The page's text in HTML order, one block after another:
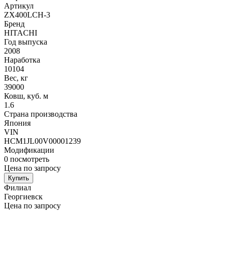
Артикул
ZX400LCH-3
Бренд
HITACHI
Год выпуска
2008
Наработка
10104
Вес, кг
39000
Ковш, куб. м
1.6
Страна производства
Япония
VIN
HCM1JL00V00001239
Модификации
0 посмотреть
Цена по запросу
Купить
Филиал
Георгиевск
Цена по запросу